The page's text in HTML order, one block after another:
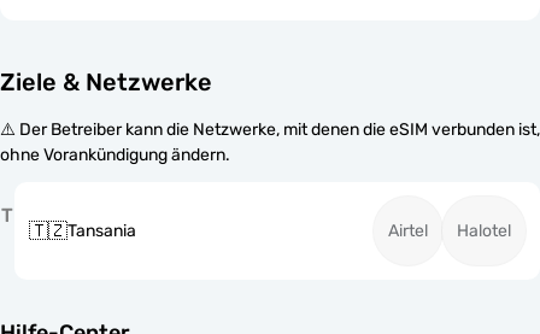
Ziele & Netzwerke
⚠️ Der Betreiber kann die Netzwerke, mit denen die eSIM verbunden ist,
ohne Vorankündigung ändern.
T
🇹🇿Tansania Airtel Halotel